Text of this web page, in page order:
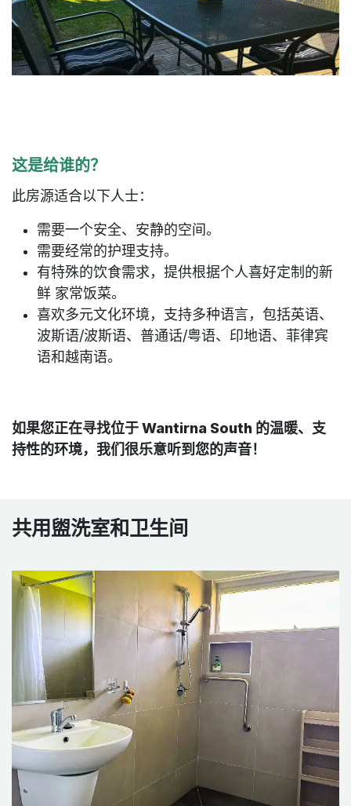
这是给谁的？
此房源适合以下人士：
需要一个安全、安静的空间。
需要经常的护理支持。
有特殊的饮食需求，提供根据个人喜好定制的新
鲜 家常饭菜。
喜欢多元文化环境，支持多种语言，包括英语、
波斯语/波斯语、普通话/粤语、印地语、菲律宾
语和越南语。
如果您正在寻找位于 Wantirna South 的温暖、支
持性的环境，我们很乐意听到您的声音！
共用盥洗室和卫生间